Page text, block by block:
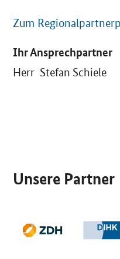
Zum
Ihr Ansprechpartner
Herr Stefan Schiele
Unsere Partner